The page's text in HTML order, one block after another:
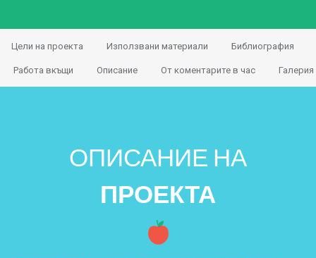
Цели на проекта Използвани материали Библиография
Работа вкъщи Описание От коментарите в час Галерия
ОПИСАНИЕ НА
ПРОЕКТА